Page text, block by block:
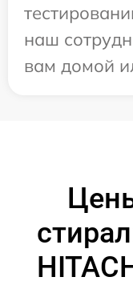
наш
вам домой